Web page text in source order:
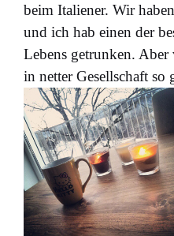
beim Italiener. Wir
und ich hab einen der
Lebens getrunken.
in netter Gesellschaft